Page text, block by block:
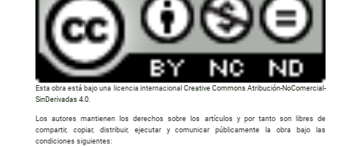
Esta obra está bajo una licencia internacionalCreative Commons Atribución-NoComercial-
SinDerivadas 4.0
Los autores mantienen los derechos sobre los artículos y por tanto son libres de
compartir, copiar, distribuir, ejecutar y comunicar públicamente la obra bajo las
condiciones siguientes: